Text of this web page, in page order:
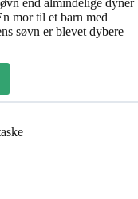
mor til et barn med
søvn er blevet dybere